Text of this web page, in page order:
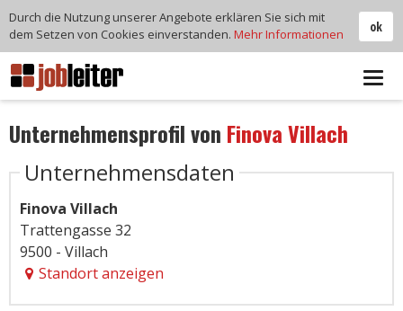
Unternehmensprofil von Finova Villach
Unternehmensdaten
Finova Villach
Trattengasse 32
9500 - Villach
Standort anzeigen
ok
Durch die Nutzung unserer Angebote erklären Sie sich mit
dem Setzen von Cookies einverstanden. Mehr Informationen